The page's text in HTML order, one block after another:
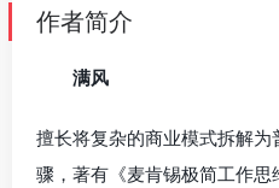
作者简介
满风
擅长将复杂的商业模式拆解
骤，著有《麦肯锡极简工作